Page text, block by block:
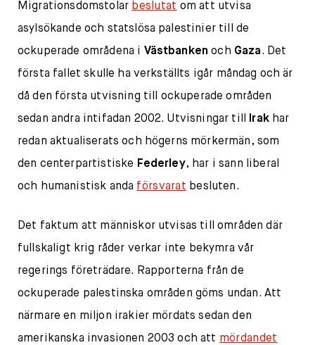
Migrationsdomstolar beslutat om att utvisa
asylsökande och statslösa palestinier till de
ockuperade områdena i Västbankenoch Gaza. Det
första fallet skulle ha verkställts igår måndag och är
då den första utvisning till ockuperade områden
sedan andra intifadan 2002. Utvisningar till
Irak har
redan aktualiserats och högerns mörkermän, som
den centerpartistiske Federley, har i sann liberal
och humanistisk anda försvarat besluten.
Det faktum att människor utvisas till områden där
fullskaligt krig råder verkar inte bekymra vår
regerings företrädare. Rapporterna från de
ockuperade palestinska områden göms undan. Att
närmare en miljon irakier mördats sedan den
amerikanska invasionen 2003 och att mördandet